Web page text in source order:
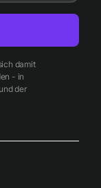
damit
- in
und der